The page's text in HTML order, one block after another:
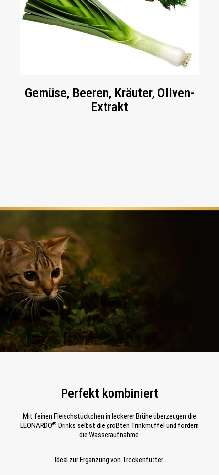
Gemüse, Beeren, Kräuter, Oliven-
Extrakt
Perfekt kombiniert
Mit feinen Fleischstückchen in leckerer Brühe überzeugen die
LEONARDO® Drinks selbst die größten Trinkmuffel und fördern
die Wasseraufnahme.
Ideal zur Ergänzung von Trockenfutter.